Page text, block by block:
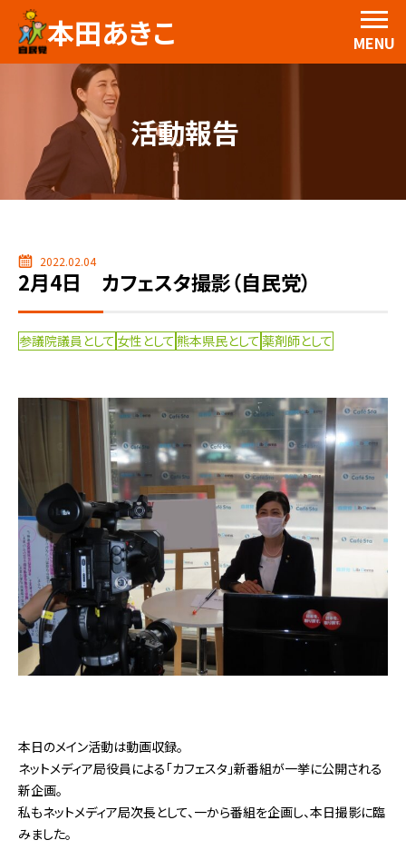
本田あきこ MENU
活動報告
2022.02.04
2月4日 カフェスタ撮影（自民党）
参議院議員として 女性として 熊本県民として 薬剤師として
本日のメイン活動は動画収録。
ネットメディア局役員による「カフェスタ」新番組が一挙に公開される
新企画。
私もネットメディア局次長として、一から番組を企画し、本日撮影に臨
みました。